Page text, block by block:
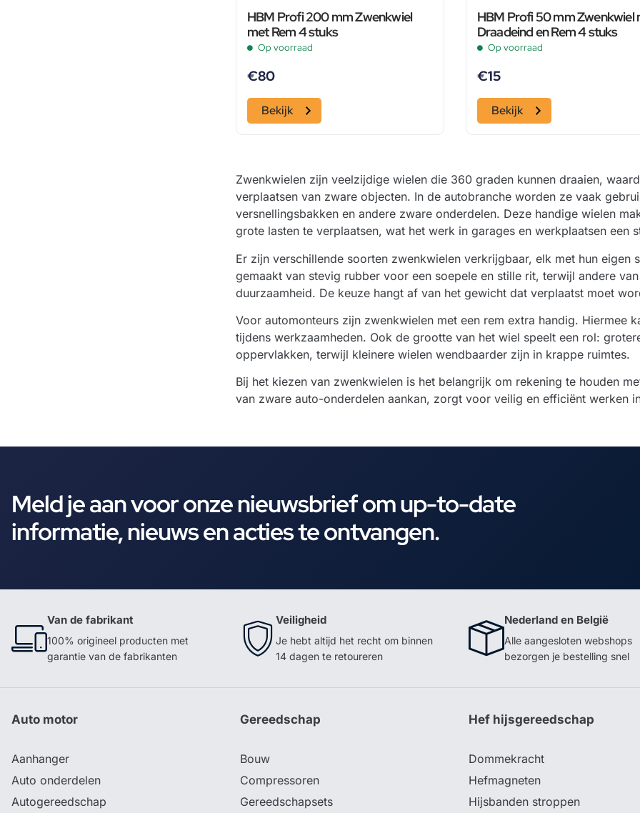
HBM Profi 200 mm Zwenkwiel
met Rem 4 stuks
Op voorraad
€80
Bekijk
HBM Profi 50 mm Zwenkwiel
Draadeind en Rem 4 stuks
Op voorraad
€15
Bekijk
Zwenkwielen zijn veelzijdige wielen die 360 graden kunnen draaien,
verplaatsen van zware objecten. In de autobranche worden ze vaak
versnellingsbakken en andere zware onderdelen. Deze handige wielen
grote lasten te verplaatsen, wat het werk in garages en werkplaatsen een
Er zijn verschillende soorten zwenkwielen verkrijgbaar, elk met hun eigen
gemaakt van stevig rubber voor een soepele en stille rit, terwijl andere
duurzaamheid. De keuze hangt af van het gewicht dat verplaatst moet
Voor automonteurs zijn zwenkwielen met een rem extra handig. Hiermee
tijdens werkzaamheden. Ook de grootte van het wiel speelt een rol:
oppervlakken, terwijl kleinere wielen wendbaarder zijn in krappe ruimtes.
Bij het kiezen van zwenkwielen is het belangrijk om rekening te houden
van zware auto-onderdelen aankan, zorgt voor veilig en efficiënt werken
Meld je aan voor onze nieuwsbrief om up-to-date
informatie, nieuws en acties te ontvangen.
Van de fabrikant
100% origineel producten met
garantie van de fabrikanten
Veiligheid
Je hebt altijd het recht om binnen
14 dagen te retoureren
Nederland en België
Alle aangesloten webshops
bezorgen je bestelling snel
Auto motor
Aanhanger
Auto onderdelen
Autogereedschap
Gereedschap
Bouw
Compressoren
Gereedschapsets
Hef hijsgereedschap
Dommekracht
Hefmagneten
Hijsbanden stroppen